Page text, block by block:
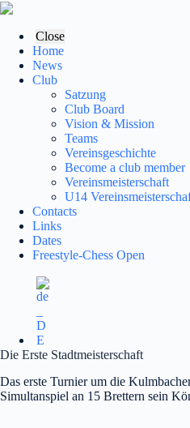
Skip
contentClose
Home
News
Club
Satzung
Club Board
Vision & Mission
Teams
Vereinsgeschichte
Become a club member
Vereinsmeisterschaft
U14
Contacts
Links
Dates
Freestyle-Chess Open
Die Erste Stadtmeisterschaft
Das erste Turnier um die
Simultanspiel an 15 Brettern sein